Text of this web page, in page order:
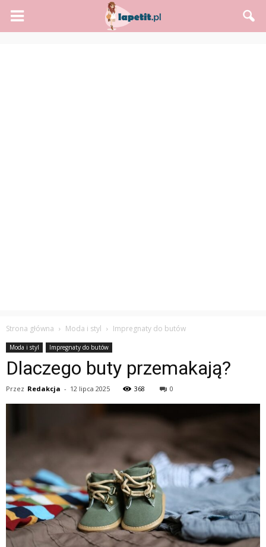
Strona główna Moda i styl Impregnaty do butów
Moda i styl Impregnaty do butów
Dlaczego buty przemakają?
Przez Redakcja - 12 lipca 2025 368 0